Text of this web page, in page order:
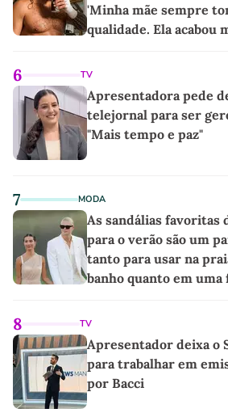
'Minha mãe sempre
qualidade. Ela acabou
6 TV
Apresentadora pede
telejornal para ser
"Mais tempo e paz"
7 MODA
As sandálias favoritas
para o verão são um
tanto para usar na
banho quanto em
8 TV
Apresentador deixa o
para trabalhar em
por Bacci